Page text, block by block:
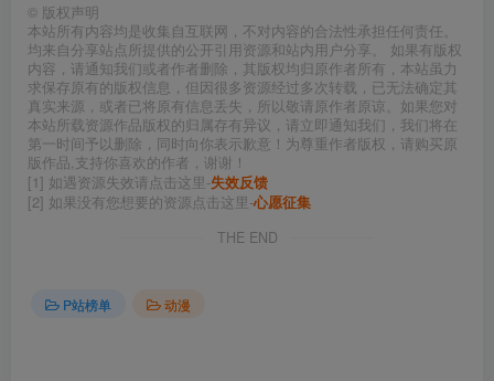
© 版权声明
本站所有内容均是收集自互联网，不对内容的合法性承担任何责任。
均来自分享站点所提供的公开引用资源和站内用户分享。 如果有版权
内容，请通知我们或者作者删除，其版权均归原作者所有，本站虽力
求保存原有的版权信息，但因很多资源经过多次转载，已无法确定其
真实来源，或者已将原有信息丢失，所以敬请原作者原谅。如果您对
本站所载资源作品版权的归属存有异议，请立即通知我们，我们将在
第一时间予以删除，同时向你表示歉意！为尊重作者版权，请购买原
版作品,支持你喜欢的作者，谢谢！
[1] 如遇资源失效请点击这里-失效反馈
[2] 如果没有您想要的资源点击这里-心愿征集
THE END
P站榜单 动漫